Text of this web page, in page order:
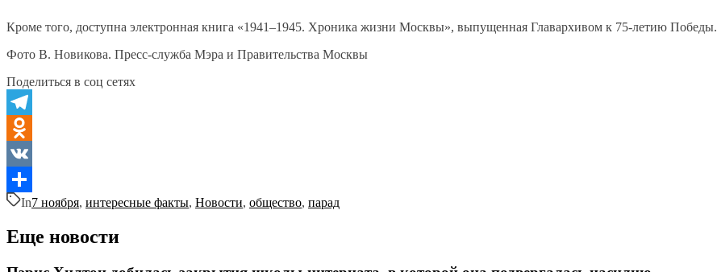
Кроме того, доступна электронная книга «1941–1945. Хроника жизни Москвы», выпущенная Главархивом к 75-летию Победы.
Фото В. Новикова. Пресс-служба Мэра и Правительства Москвы
Поделиться в соц сетях
Telegram
Odnoklassniki
VK
Отправить
In7 ноября, интересные факты, Новости, общество, парад
Еще новости